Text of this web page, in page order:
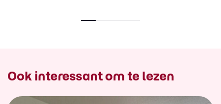
Ook interessant om te lezen